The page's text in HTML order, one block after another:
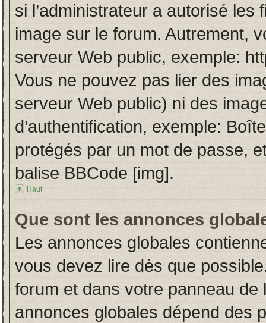
si l’administrateur a autorisé
image sur le forum. Autrement,
serveur Web public, exemple:
Vous ne pouvez pas lier des
serveur Web public) ni des
d’authentification, exemple:
protégés par un mot de passe,
balise BBCode [img].
Haut
Que sont les annonces
Les annonces globales
vous devez lire dès que
forum et dans votre panneau de
annonces globales dépend des